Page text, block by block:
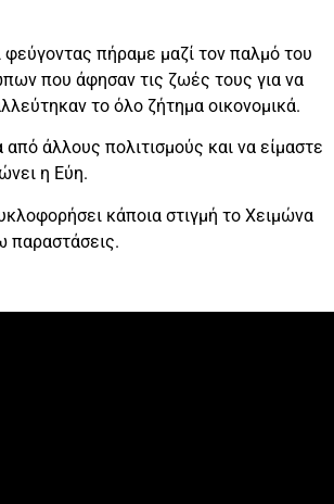
πήραμε μαζί τον παλμό του
που άφησαν τις ζωές τους για να
το όλο ζήτημα οικονομικά.
άλλους πολιτισμούς και να είμαστε
η Εύη.
κάποια στιγμή το Χειμώνα
παραστάσεις.